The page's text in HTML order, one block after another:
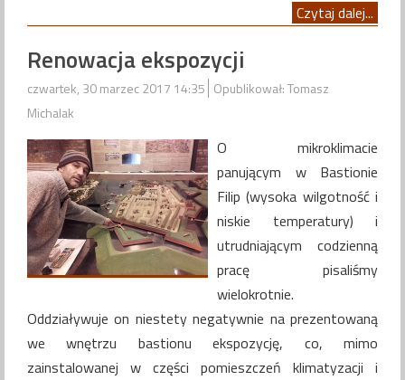
Czytaj dalej...
Renowacja ekspozycji
czwartek, 30 marzec 2017 14:35 Opublikował: Tomasz
Michalak
O mikroklimacie
panującym w Bastionie
Filip (wysoka wilgotność i
niskie temperatury) i
utrudniającym codzienną
pracę pisaliśmy
wielokrotnie.
Oddziaływuje on niestety negatywnie na prezentowaną
we wnętrzu bastionu ekspozycję, co, mimo
zainstalowanej w części pomieszczeń klimatyzacji i